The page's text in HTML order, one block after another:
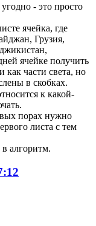
- это просто
ячейка, где
Грузия,
ячейке получить
как части света, но
в скобках.
к какой-
порах нужно
листа с тем
алгоритм.